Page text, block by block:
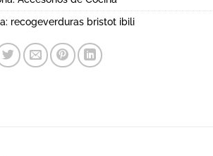
recogeverduras bristot ibili